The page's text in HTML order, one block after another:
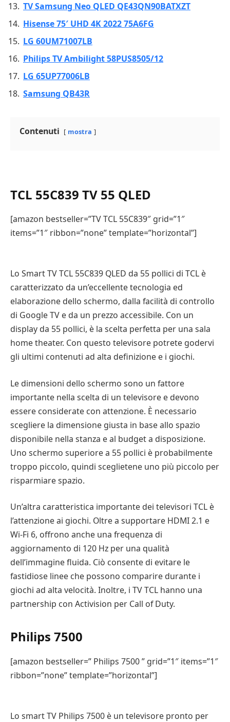
TV Samsung Neo QLED QE43QN90BATXZT
Hisense 75′ UHD 4K 2022 75A6FG
LG 60UM71007LB
Philips TV Ambilight 58PUS8505/12
LG 65UP77006LB
Samsung QB43R
Contenuti mostra
TCL 55C839 TV 55 QLED
[amazon bestseller=”TV TCL 55C839″ grid=”1″
items=”1″ ribbon=”none” template=”horizontal”]
Lo Smart TV TCL 55C839 QLED da 55 pollici di TCL è
caratterizzato da un’eccellente tecnologia ed
elaborazione dello schermo, dalla facilità di controllo
di Google TV e da un prezzo accessibile. Con un
display da 55 pollici, è la scelta perfetta per una sala
home theater. Con questo televisore potrete godervi
gli ultimi contenuti ad alta definizione e i giochi.
Le dimensioni dello schermo sono un fattore
importante nella scelta di un televisore e devono
essere considerate con attenzione. È necessario
scegliere la dimensione giusta in base allo spazio
disponibile nella stanza e al budget a disposizione.
Uno schermo superiore a 55 pollici è probabilmente
troppo piccolo, quindi sceglietene uno più piccolo per
risparmiare spazio.
Un’altra caratteristica importante dei televisori TCL è
l’attenzione ai giochi. Oltre a supportare HDMI 2.1 e
Wi-Fi 6, offrono anche una frequenza di
aggiornamento di 120 Hz per una qualità
dell’immagine fluida. Ciò consente di evitare le
fastidiose linee che possono comparire durante i
giochi ad alta velocità. Inoltre, i TV TCL hanno una
partnership con Activision per Call of Duty.
Philips 7500
[amazon bestseller=” Philips 7500 ” grid=”1″ items=”1″
ribbon=”none” template=”horizontal”]
Lo smart TV Philips 7500 è un televisore pronto per